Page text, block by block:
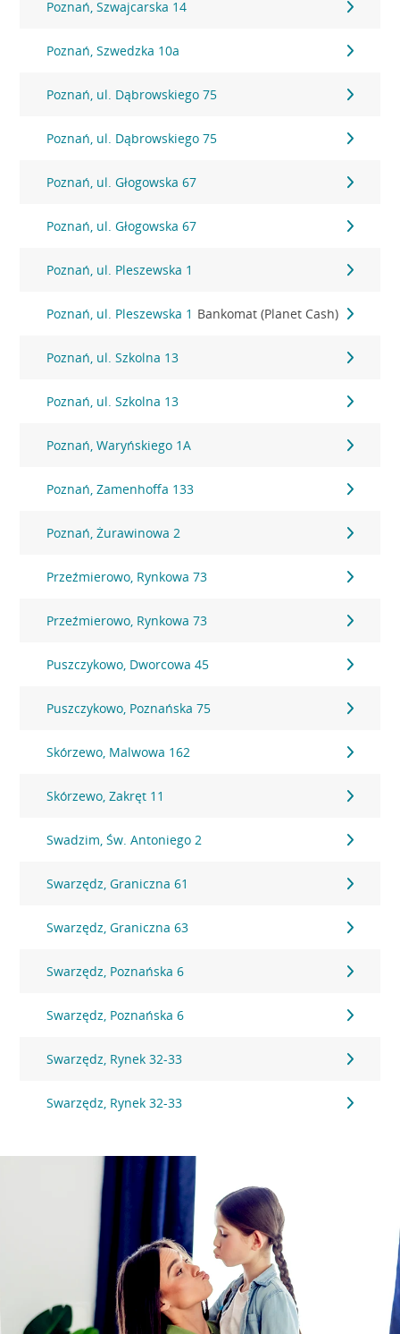
Poznań, Szwajcarska 14
Poznań, Szwedzka 10a
Poznań, ul. Dąbrowskiego 75
Poznań, ul. Dąbrowskiego 75
Poznań, ul. Głogowska 67
Poznań, ul. Głogowska 67
Poznań, ul. Pleszewska 1
Poznań, ul. Pleszewska 1 Bankomat (Planet Cash)
Poznań, ul. Szkolna 13
Poznań, ul. Szkolna 13
Poznań, Waryńskiego 1A
Poznań, Zamenhoffa 133
Poznań, Żurawinowa 2
Przeźmierowo, Rynkowa 73
Przeźmierowo, Rynkowa 73
Puszczykowo, Dworcowa 45
Puszczykowo, Poznańska 75
Skórzewo, Malwowa 162
Skórzewo, Zakręt 11
Swadzim, Św. Antoniego 2
Swarzędz, Graniczna 61
Swarzędz, Graniczna 63
Swarzędz, Poznańska 6
Swarzędz, Poznańska 6
Swarzędz, Rynek 32-33
Swarzędz, Rynek 32-33